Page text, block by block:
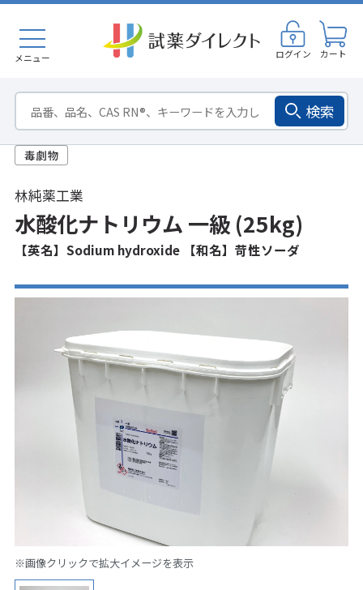
メニュー ログイン カート
検索
林純薬工業
水酸化ナトリウム 一級 (25kg)
【英名】Sodium hydroxide 【和名】苛性ソーダ
※画像クリックで拡大イメージを表示